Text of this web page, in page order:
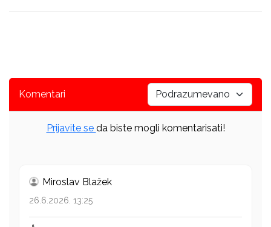
Komentari
Prijavite se da biste mogli komentarisati!
Miroslav Blažek
26.6.2026. 13:25